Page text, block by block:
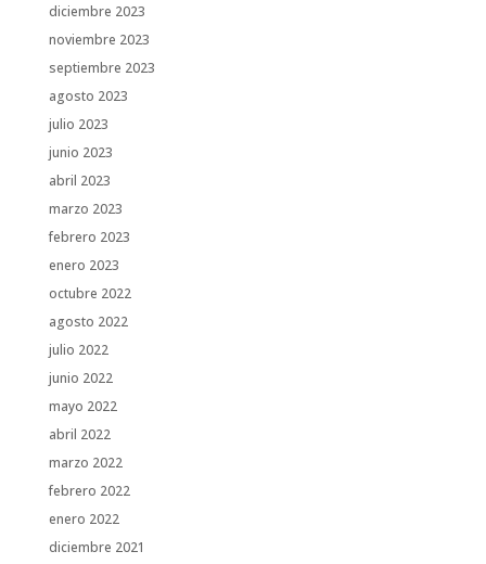
diciembre 2023
noviembre 2023
septiembre 2023
agosto 2023
julio 2023
junio 2023
abril 2023
marzo 2023
febrero 2023
enero 2023
octubre 2022
agosto 2022
julio 2022
junio 2022
mayo 2022
abril 2022
marzo 2022
febrero 2022
enero 2022
diciembre 2021